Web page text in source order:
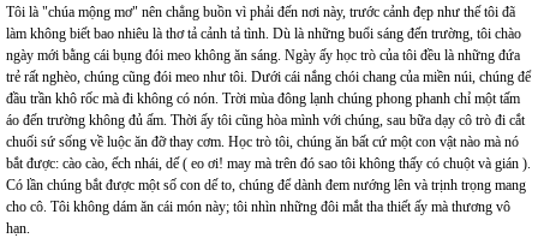
Tôi là "chúa mộng mơ" nên chẳng buồn vì phải đến nơi này, trước cảnh đẹp như thế tôi đã
làm không biết bao nhiêu là thơ tả cảnh tả tình. Dù là những buổi sáng đến trường, tôi chào
ngày mới bằng cái bụng đói meo không ăn sáng. Ngày ấy học trò của tôi đều là những đứa
trẻ rất nghèo, chúng cũng đói meo như tôi. Dưới cái nắng chói chang của miền núi, chúng để
đầu trần khô rốc mà đi không có nón. Trời mùa đông lạnh chúng phong phanh chỉ một tấm
áo đến trường không đủ ấm. Thời ấy tôi cũng hòa mình với chúng, sau bữa dạy cô trò đi cắt
chuối sứ sống về luộc ăn đỡ thay cơm. Học trò tôi, chúng ăn bất cứ một con vật nào mà nó
bắt được: cào cào, ếch nhái, dế ( eo ơi! may mà trên đó sao tôi không thấy có chuột và gián ).
Có lần chúng bắt được một số con dế to, chúng để dành đem nướng lên và trịnh trọng mang
cho cô. Tôi không dám ăn cái món này; tôi nhìn những đôi mắt tha thiết ấy mà thương vô
hạn.